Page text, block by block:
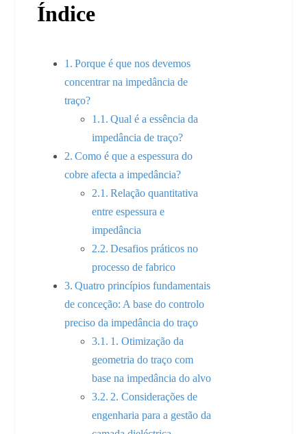
Índice
Porque é que nos devemos
concentrar na impedância de
traço?
Qual é a essência da
impedância de traço?
Como é que a espessura do
cobre afecta a impedância?
Relação quantitativa
entre espessura e
impedância
Desafios práticos no
processo de fabrico
Quatro princípios fundamentais
de conceção: A base do controlo
preciso da impedância do traço
1. Otimização da
geometria do traço com
base na impedância do alvo
2. Considerações de
engenharia para a gestão da